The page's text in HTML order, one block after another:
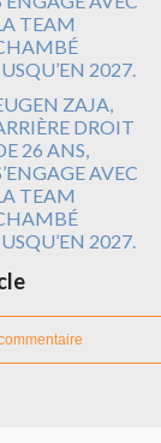
ZAJA,
DROIT
26 ANS,
AVEC
TEAM
2027.